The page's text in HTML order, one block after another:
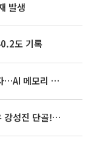
발생
도 기록
SK하이닉스, 용인·청주에 54조 투자…AI 메모리 생산기지 키운다
'2TV 생생정보' 오늘방송맛집- 배우 강성진 단골! 쌀국수ㆍ푸팟퐁 커리 맛집 '블○○○'